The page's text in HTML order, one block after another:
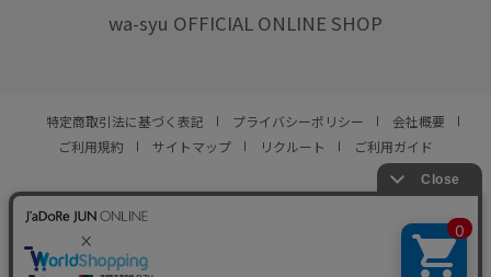
wa-syu OFFICIAL ONLINE SHOP
特定商取引法に基づく表記 プライバシーポリシー
会社概要
ご利用規約
サイトマップ リクルート ご利用ガイド
© JUN CO.,LTD. ALL RIGHTS RESERVED.